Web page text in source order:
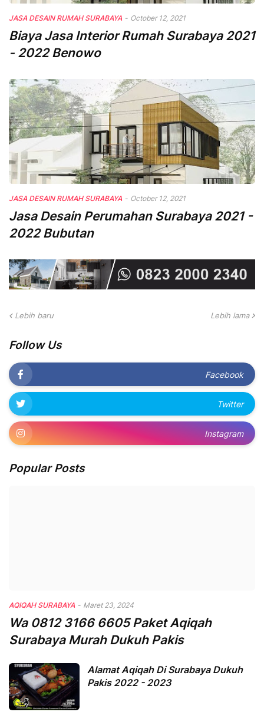
JASA DESAIN RUMAH SURABAYA - October 12, 2021
Biaya Jasa Interior Rumah Surabaya 2021
- 2022 Benowo
JASA DESAIN RUMAH SURABAYA - October 12, 2021
Jasa Desain Perumahan Surabaya 2021 -
2022 Bubutan
Lebih baru Lebih lama
Follow Us
Facebook
Twitter
Instagram
Popular Posts
AQIQAH SURABAYA - Maret 23, 2024
Wa 0812 3166 6605 Paket Aqiqah
Surabaya Murah Dukuh Pakis
Alamat Aqiqah Di Surabaya Dukuh
Pakis 2022 - 2023